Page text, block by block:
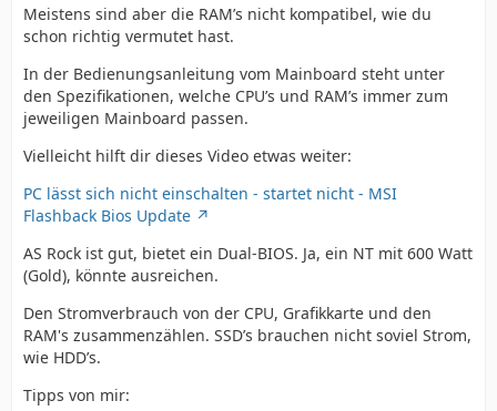
Meistens sind aber die RAM’s nicht kompatibel, wie du
schon richtig vermutet hast.
In der Bedienungsanleitung vom Mainboard steht unter
den Spezifikationen, welche CPU’s und RAM’s immer zum
jeweiligen Mainboard passen.
Vielleicht hilft dir dieses Video etwas weiter:
PC lässt sich nicht einschalten - startet nicht - MSI
Flashback Bios Update
AS Rock ist gut, bietet ein Dual-BIOS. Ja, ein NT mit 600 Watt
(Gold), könnte ausreichen.
Den Stromverbrauch von der CPU, Grafikkarte und den
RAM's zusammenzählen. SSD’s brauchen nicht soviel Strom,
wie HDD’s.
Tipps von mir: